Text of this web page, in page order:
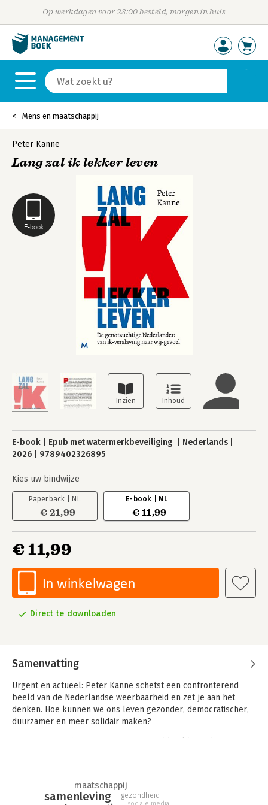
Op werkdagen voor 23:00 besteld, morgen in huis
Mens en maatschappij
E-book
Peter Kanne
Lang zal ik lekker leven
E-book Epub met watermerkbeveiliging
Nederlands
2026
9789402326895
Kies uw bindwijze
Paperback | NL
€ 21,99
E-book | NL
€ 11,99
€ 11,99
In winkelwagen
Direct te downloaden
Samenvatting
Urgent en actueel: Peter Kanne schetst een confronterend
beeld van de Nederlandse weerbaarheid en zet je aan het
denken. Hoe kunnen we ons leven gezonder, democratischer,
duurzamer en meer solidair maken?
– of verwend – als we zijn aan onze luxe en individuele
vrijheden, verliezen we de blik op het collectief: de
samenleving
maatschappij
gezondheid